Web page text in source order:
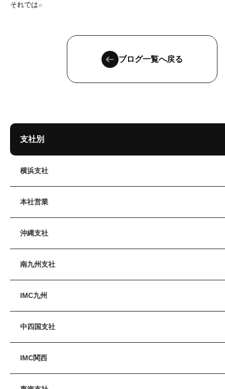
それでは☆
ブログ一覧へ戻る
支社別
横浜支社
本社営業
沖縄支社
南九州支社
IMC九州
中四国支社
IMC関西